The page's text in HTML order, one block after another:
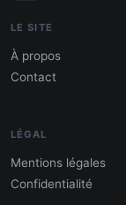
LE SITE
À propos
Contact
LÉGAL
Mentions légales
Confidentialité